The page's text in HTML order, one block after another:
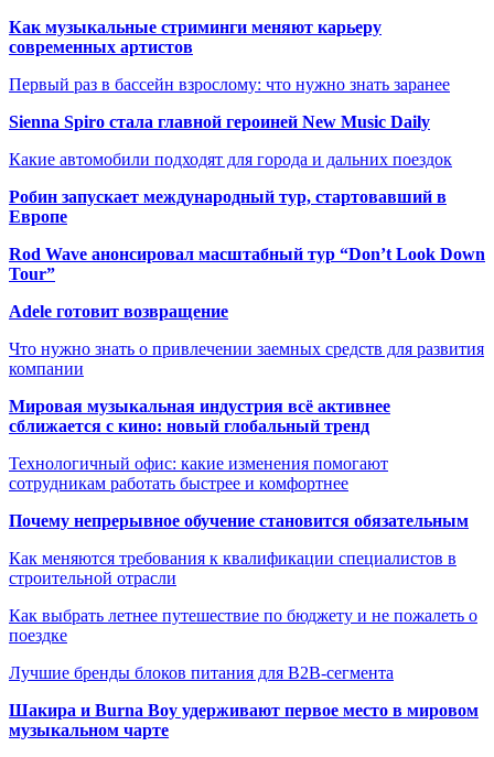
Как музыкальные стриминги меняют карьеру
современных артистов
Первый раз в бассейн взрослому: что нужно знать заранее
Sienna Spiro стала главной героиней New Music Daily
Какие автомобили подходят для города и дальних поездок
Робин запускает международный тур, стартовавший в
Европе
Rod Wave анонсировал масштабный тур “Don’t Look Down
Tour”
Adele готовит возвращение
Что нужно знать о привлечении заемных средств для развития
компании
Мировая музыкальная индустрия всё активнее
сближается с кино: новый глобальный тренд
Технологичный офис: какие изменения помогают
сотрудникам работать быстрее и комфортнее
Почему непрерывное обучение становится обязательным
Как меняются требования к квалификации специалистов в
строительной отрасли
Как выбрать летнее путешествие по бюджету и не пожалеть о
поездке
Лучшие бренды блоков питания для B2B-сегмента
Шакира и Burna Boy удерживают первое место в мировом
музыкальном чарте